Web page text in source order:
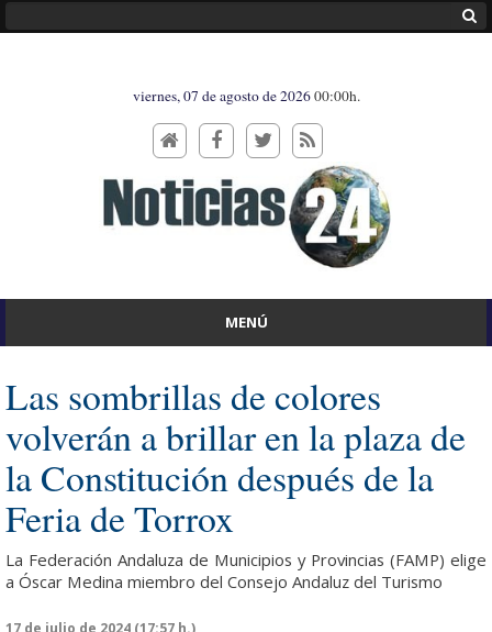
viernes, 07 de agosto de 202600:00h.
MENÚ
Las sombrillas de colores
volverán a brillar en la plaza de
la Constitución después de la
Feria de Torrox
La Federación Andaluza de Municipios y Provincias (FAMP) elige
a Óscar Medina miembro del Consejo Andaluz del Turismo
17 de julio de 2024 (17:57 h.)